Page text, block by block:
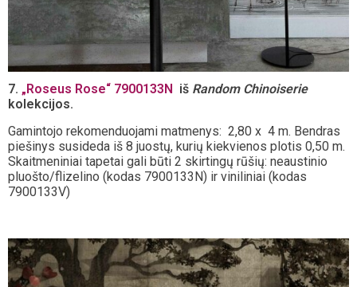
7. „Roseus Rose“ 7900133N iš Random Chinoiserie
kolekcijos.
Gamintojo rekomenduojami matmenys: 2,80 x 4 m. Bendras
piešinys susideda iš 8 juostų, kurių kiekvienos plotis 0,50 m.
Skaitmeniniai tapetai gali būti 2 skirtingų rūšių: neaustinio
pluošto/flizelino (kodas 7900133N) ir viniliniai (kodas
7900133V)